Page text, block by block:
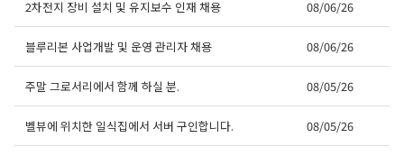
2차전지 장비 설치 및 유지보수 인재 채용 08/06/26
블루리본 사업개발 및 운영 관리자 채용 08/06/26
주말 그로서리에서 함께 하실 분. 08/05/26
벨뷰에 위치한 일식집에서 서버 구인합니다. 08/05/26